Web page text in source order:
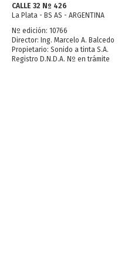
CALLE 32 Nº 426
La Plata - BS AS - ARGENTINA
Nº edición: 10766
Director: Ing. Marcelo A. Balcedo
Propietario: Sonido a tinta S.A.
Registro D.N.D.A. Nº en trámite